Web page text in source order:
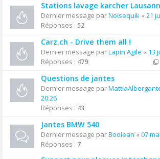
Stations lavage karcher
Dernier message parNoisequik « 21
Réponses : 52
Carz.ch - Drive them all !
Dernier message parLapin Agile « 13
Réponses : 479
Questions de jantes
Dernier message par
20:26
Réponses : 43
Jantes BMW 540
Dernier message parBoolean « 07
Réponses : 7